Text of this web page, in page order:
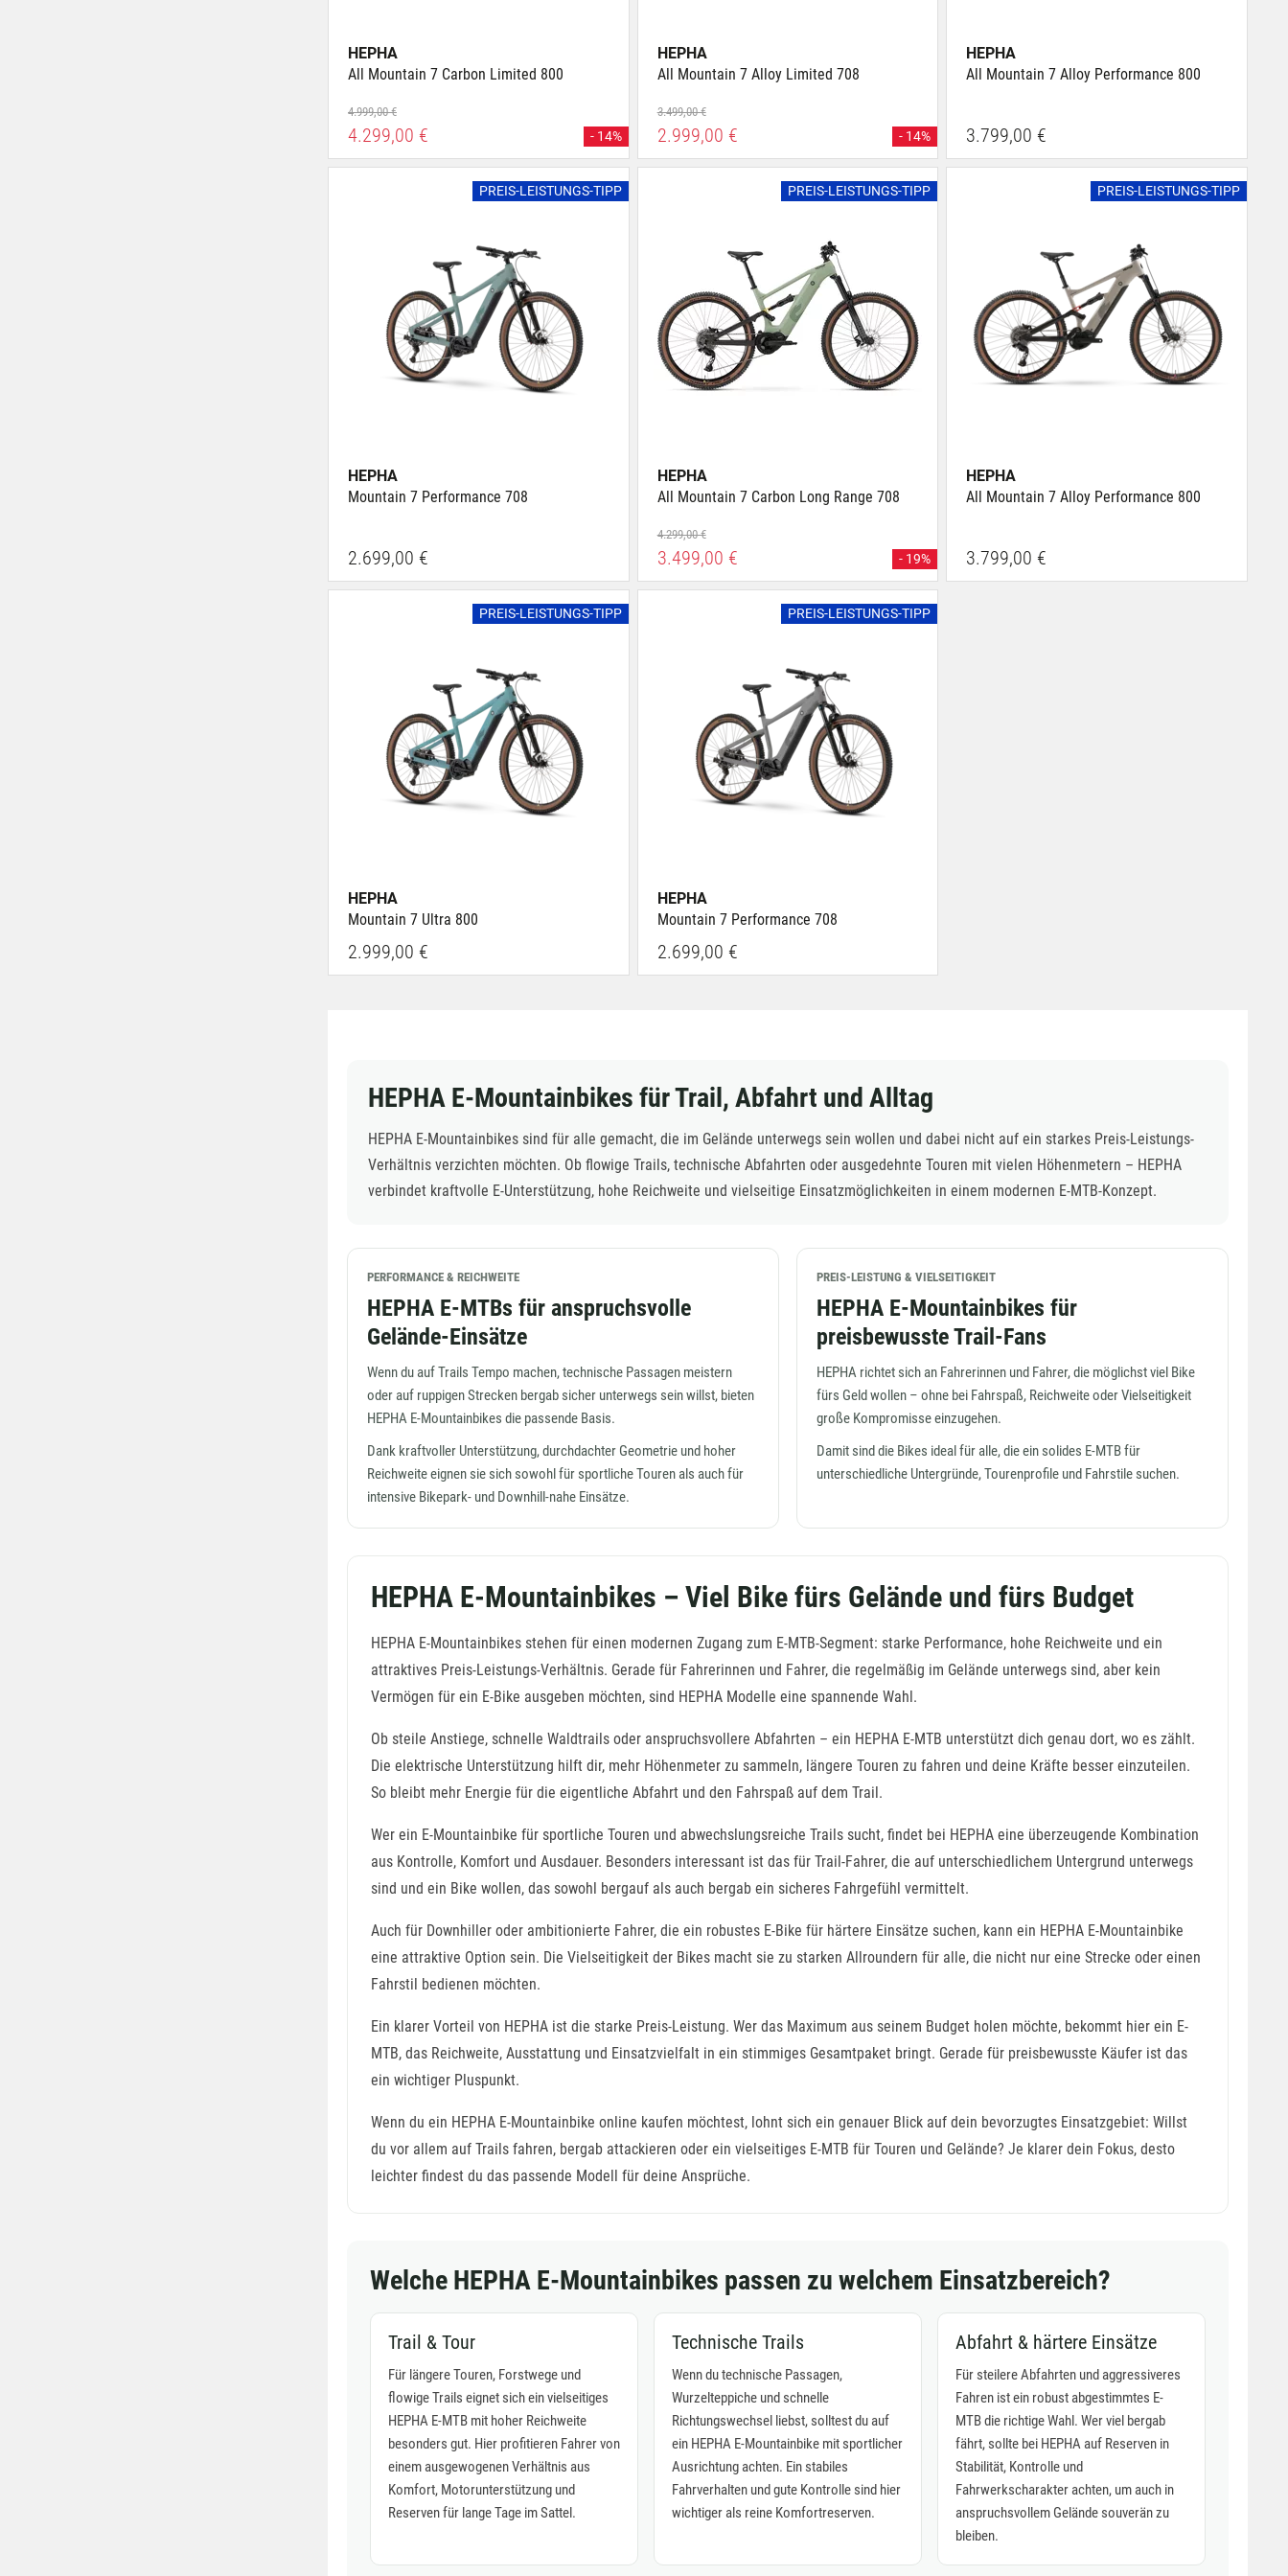
HEPHA
All Mountain 7 Carbon Limited 800
4.999,00 €
4.299,00 € - 14%
HEPHA
All Mountain 7 Alloy Limited 708
3.499,00 €
2.999,00 € - 14%
HEPHA
All Mountain 7 Alloy Performance 800
3.799,00 €
PREIS-LEISTUNGS-TIPP
HEPHA
Mountain 7 Performance 708
2.699,00 €
PREIS-LEISTUNGS-TIPP
HEPHA
All Mountain 7 Carbon Long Range 708
4.299,00 €
3.499,00 € - 19%
PREIS-LEISTUNGS-TIPP
HEPHA
All Mountain 7 Alloy Performance 800
3.799,00 €
PREIS-LEISTUNGS-TIPP
HEPHA
Mountain 7 Ultra 800
2.999,00 €
PREIS-LEISTUNGS-TIPP
HEPHA
Mountain 7 Performance 708
2.699,00 €
HEPHA E-Mountainbikes für Trail, Abfahrt und Alltag
HEPHA E-Mountainbikes sind für alle gemacht, die im Gelände unterwegs sein wollen und dabei nicht auf ein starkes Preis-Leistungs-
Verhältnis verzichten möchten. Ob flowige Trails, technische Abfahrten oder ausgedehnte Touren mit vielen Höhenmetern – HEPHA
verbindet kraftvolle E-Unterstützung, hohe Reichweite und vielseitige Einsatzmöglichkeiten in einem modernen E-MTB-Konzept.
PERFORMANCE & REICHWEITE
HEPHA E-MTBs für anspruchsvolle
Gelände-Einsätze
Wenn du auf Trails Tempo machen, technische Passagen meistern
oder auf ruppigen Strecken bergab sicher unterwegs sein willst, bieten
HEPHA E-Mountainbikes die passende Basis.
Dank kraftvoller Unterstützung, durchdachter Geometrie und hoher
Reichweite eignen sie sich sowohl für sportliche Touren als auch für
intensive Bikepark- und Downhill-nahe Einsätze.
PREIS-LEISTUNG & VIELSEITIGKEIT
HEPHA E-Mountainbikes für
preisbewusste Trail-Fans
HEPHA richtet sich an Fahrerinnen und Fahrer, die möglichst viel Bike
fürs Geld wollen – ohne bei Fahrspaß, Reichweite oder Vielseitigkeit
große Kompromisse einzugehen.
Damit sind die Bikes ideal für alle, die ein solides E-MTB für
unterschiedliche Untergründe, Tourenprofile und Fahrstile suchen.
HEPHA E-Mountainbikes – Viel Bike fürs Gelände und fürs Budget
HEPHA E-Mountainbikes stehen für einen modernen Zugang zum E-MTB-Segment: starke Performance, hohe Reichweite und ein
attraktives Preis-Leistungs-Verhältnis. Gerade für Fahrerinnen und Fahrer, die regelmäßig im Gelände unterwegs sind, aber kein
Vermögen für ein E-Bike ausgeben möchten, sind HEPHA Modelle eine spannende Wahl.
Ob steile Anstiege, schnelle Waldtrails oder anspruchsvollere Abfahrten – ein HEPHA E-MTB unterstützt dich genau dort, wo es zählt.
Die elektrische Unterstützung hilft dir, mehr Höhenmeter zu sammeln, längere Touren zu fahren und deine Kräfte besser einzuteilen.
So bleibt mehr Energie für die eigentliche Abfahrt und den Fahrspaß auf dem Trail.
Wer ein E-Mountainbike für sportliche Touren und abwechslungsreiche Trails sucht, findet bei HEPHA eine überzeugende Kombination
aus Kontrolle, Komfort und Ausdauer. Besonders interessant ist das für Trail-Fahrer, die auf unterschiedlichem Untergrund unterwegs
sind und ein Bike wollen, das sowohl bergauf als auch bergab ein sicheres Fahrgefühl vermittelt.
Auch für Downhiller oder ambitionierte Fahrer, die ein robustes E-Bike für härtere Einsätze suchen, kann ein HEPHA E-Mountainbike
eine attraktive Option sein. Die Vielseitigkeit der Bikes macht sie zu starken Allroundern für alle, die nicht nur eine Strecke oder einen
Fahrstil bedienen möchten.
Ein klarer Vorteil von HEPHA ist die starke Preis-Leistung. Wer das Maximum aus seinem Budget holen möchte, bekommt hier ein E-
MTB, das Reichweite, Ausstattung und Einsatzvielfalt in ein stimmiges Gesamtpaket bringt. Gerade für preisbewusste Käufer ist das
ein wichtiger Pluspunkt.
Wenn du ein HEPHA E-Mountainbike online kaufen möchtest, lohnt sich ein genauer Blick auf dein bevorzugtes Einsatzgebiet: Willst
du vor allem auf Trails fahren, bergab attackieren oder ein vielseitiges E-MTB für Touren und Gelände? Je klarer dein Fokus, desto
leichter findest du das passende Modell für deine Ansprüche.
Welche HEPHA E-Mountainbikes passen zu welchem Einsatzbereich?
Trail & Tour
Für längere Touren, Forstwege und
flowige Trails eignet sich ein vielseitiges
HEPHA E-MTB mit hoher Reichweite
besonders gut. Hier profitieren Fahrer von
einem ausgewogenen Verhältnis aus
Komfort, Motorunterstützung und
Reserven für lange Tage im Sattel.
Technische Trails
Wenn du technische Passagen,
Wurzelteppiche und schnelle
Richtungswechsel liebst, solltest du auf
ein HEPHA E-Mountainbike mit sportlicher
Ausrichtung achten. Ein stabiles
Fahrverhalten und gute Kontrolle sind hier
wichtiger als reine Komfortreserven.
Abfahrt & härtere Einsätze
Für steilere Abfahrten und aggressiveres
Fahren ist ein robust abgestimmtes E-
MTB die richtige Wahl. Wer viel bergab
fährt, sollte bei HEPHA auf Reserven in
Stabilität, Kontrolle und
Fahrwerkscharakter achten, um auch in
anspruchsvollem Gelände souverän zu
bleiben.